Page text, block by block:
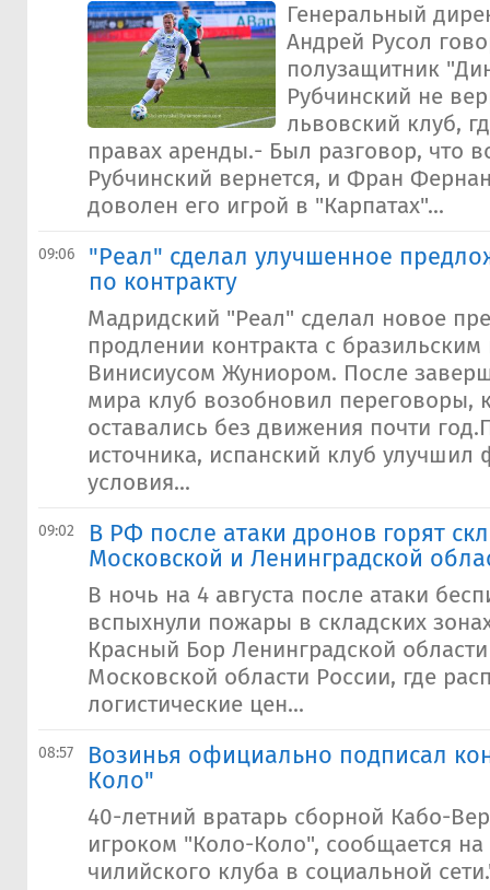
Генеральный
Андрей Русол
полузащитник
Рубчинский не
львовский клуб,
правах аренды.- Был разговор, что
Рубчинский вернется, и Фран
доволен его игрой в "Карпатах"...
09:06
"Реал" сделал улучшенное
по контракту
Мадридский "Реал" сделал новое
продлении контракта с
Винисиусом Жуниором. После
мира клуб возобновил переговоры,
оставались без движения почти
источника, испанский клуб
условия...
09:02
В РФ после атаки дронов горят
Московской и Ленинградской
В ночь на 4 августа после атаки
вспыхнули пожары в складских
Красный Бор Ленинградской
Московской области России, где
логистические цен...
08:57
Возинья официально подписал
Коло"
40-летний вратарь сборной Кабо-
игроком "Коло-Коло", сообщается на
чилийского клуба в социальной